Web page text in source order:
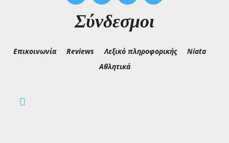
Σύνδεσμοι
Επικοινωνία Reviews Λεξικό πληροφορικής
Niata
Αθλητικά